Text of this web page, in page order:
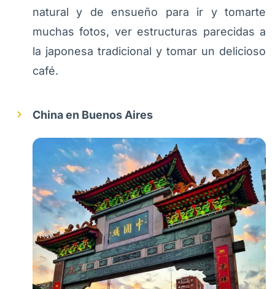
natural y de ensueño para ir y tomarte
muchas fotos, ver estructuras parecidas a
la japonesa tradicional y tomar un delicioso
café.
China en Buenos Aires